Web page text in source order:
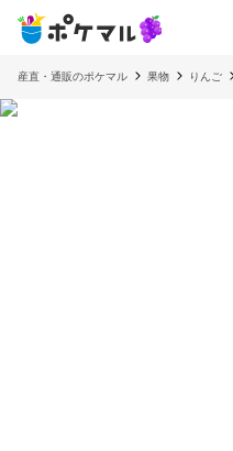
産直・通販のポケマル 果物 りんご